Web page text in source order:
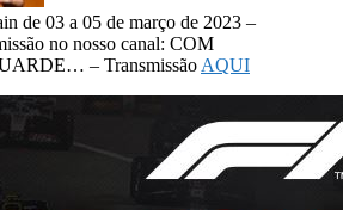
de 03 a 05 de março de 2023 –
no nosso canal: COM
– Transmissão AQUI